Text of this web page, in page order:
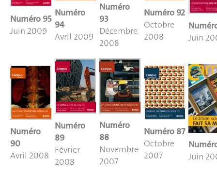
Numéro 95
Juin 2009
Numéro
94
Avril 2009
Numéro
93
Décembre
2008
Numéro 92
Octobre
2008
Juin
Numéro
90
Avril 2008
Numéro
89
Février
2008
Numéro
88
Novembre
2007
Numéro 87
Octobre
2007
Juin